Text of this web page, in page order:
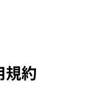
規約